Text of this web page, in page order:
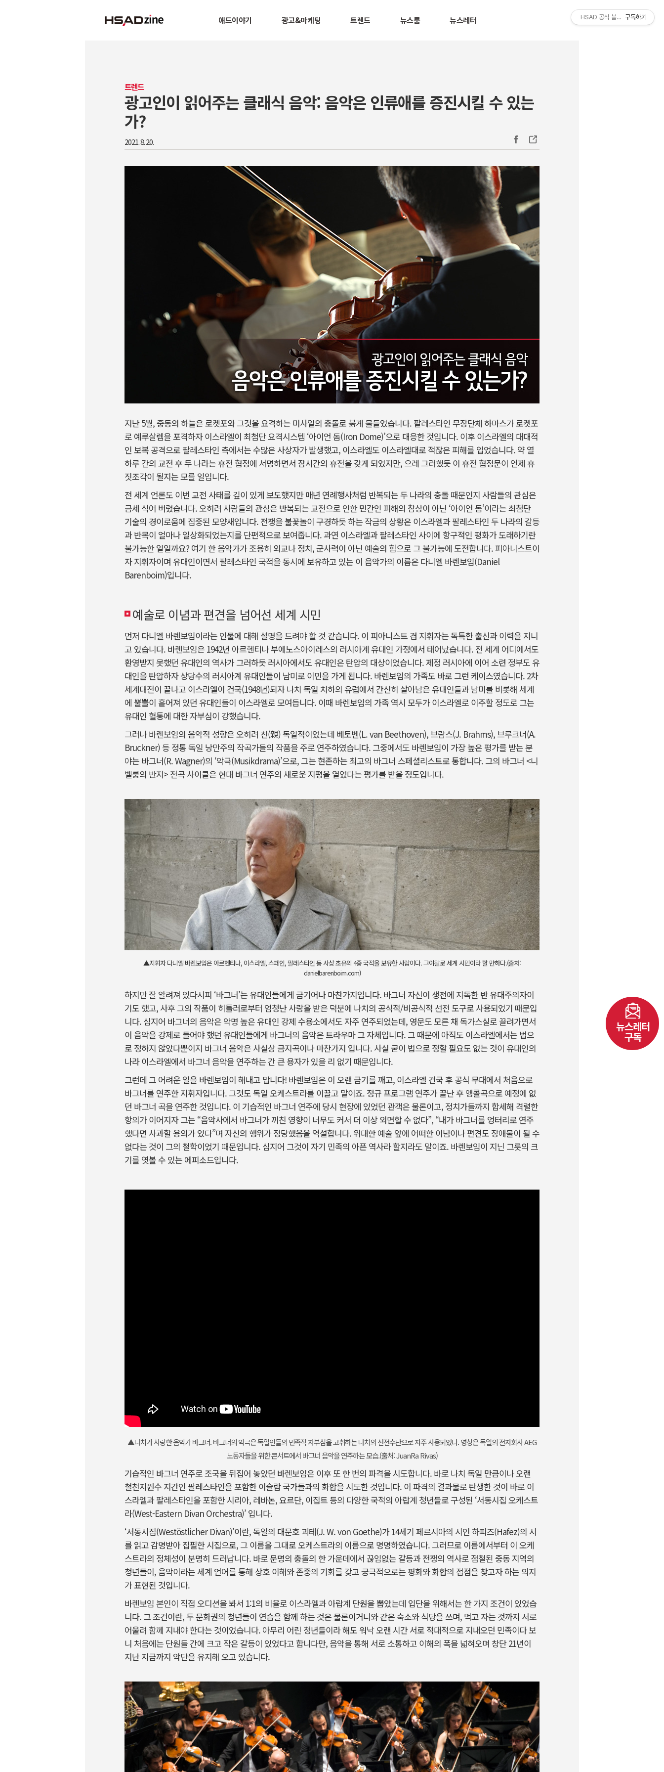
애드이야기 광고&마케팅 트렌드 뉴스룸 뉴스레터
트렌드
광고인이 읽어주는 클래식 음악: 음악은 인류애를 증진시킬 수 있는
가?
2021. 8. 20.
지난 5월, 중동의 하늘은 로켓포와 그것을 요격하는 미사일의 충돌로 붉게 물들었습니다. 팔레스타인 무장단체 하마스가 로켓포
로 예루살렘을 포격하자 이스라엘이 최첨단 요격시스템 ‘아이언 돔(Iron Dome)’으로 대응한 것입니다. 이후 이스라엘의 대대적
인 보복 공격으로 팔레스타인 측에서는 수많은 사상자가 발생했고, 이스라엘도 이스라엘대로 적잖은 피해를 입었습니다. 약 열
하루 간의 교전 후 두 나라는 휴전 협정에 서명하면서 잠시간의 휴전을 갖게 되었지만, 으레 그러했듯 이 휴전 협정문이 언제 휴
짓조각이 될지는 모를 일입니다.
전 세계 언론도 이번 교전 사태를 깊이 있게 보도했지만 매년 연례행사처럼 반복되는 두 나라의 충돌 때문인지 사람들의 관심은
금세 식어 버렸습니다. 오히려 사람들의 관심은 반복되는 교전으로 인한 민간인 피해의 참상이 아닌 ‘아이언 돔’이라는 최첨단
기술의 경이로움에 집중된 모양새입니다. 전쟁을 불꽃놀이 구경하듯 하는 작금의 상황은 이스라엘과 팔레스타인 두 나라의 갈등
과 반목이 얼마나 일상화되었는지를 단편적으로 보여줍니다. 과연 이스라엘과 팔레스타인 사이에 항구적인 평화가 도래하기란
불가능한 일일까요? 여기 한 음악가가 조용히 외교나 정치, 군사력이 아닌 예술의 힘으로 그 불가능에 도전합니다. 피아니스트이
자 지휘자이며 유대인이면서 팔레스타인 국적을 동시에 보유하고 있는 이 음악가의 이름은 다니엘 바렌보임(Daniel
Barenboim)입니다.
예술로 이념과 편견을 넘어선 세계 시민
먼저 다니엘 바렌보임이라는 인물에 대해 설명을 드려야 할 것 같습니다. 이 피아니스트 겸 지휘자는 독특한 출신과 이력을 지니
고 있습니다. 바렌보임은 1942년 아르헨티나 부에노스아이레스의 러시아계 유대인 가정에서 태어났습니다. 전 세계 어디에서도
환영받지 못했던 유대인의 역사가 그러하듯 러시아에서도 유대인은 탄압의 대상이었습니다. 제정 러시아에 이어 소련 정부도 유
대인을 탄압하자 상당수의 러시아계 유대인들이 남미로 이민을 가게 됩니다. 바렌보임의 가족도 바로 그런 케이스였습니다. 2차
세계대전이 끝나고 이스라엘이 건국(1948년)되자 나치 독일 치하의 유럽에서 간신히 살아남은 유대인들과 남미를 비롯해 세계
에 뿔뿔이 흩어져 있던 유대인들이 이스라엘로 모여듭니다. 이때 바렌보임의 가족 역시 모두가 이스라엘로 이주할 정도로 그는
유대인 혈통에 대한 자부심이 강했습니다.
그러나 바렌보임의 음악적 성향은 오히려 친(親) 독일적이었는데 베토벤(L. van Beethoven), 브람스(J. Brahms), 브루크너(A.
Bruckner) 등 정통 독일 낭만주의 작곡가들의 작품을 주로 연주하였습니다. 그중에서도 바렌보임이 가장 높은 평가를 받는 분
야는 바그너(R. Wagner)의 ‘악극(Musikdrama)’으로, 그는 현존하는 최고의 바그너 스페셜리스트로 통합니다. 그의 바그너 <니
벨룽의 반지> 전곡 사이클은 현대 바그너 연주의 새로운 지평을 열었다는 평가를 받을 정도입니다.
▲지휘자 다니엘 바렌보임은 아르헨티나, 이스라엘, 스페인, 팔레스타인 등 사상 초유의 4중 국적을 보유한 사람이다. 그야말로 세계 시민이라 할 만하다.(출처:
danielbarenboim.com)
하지만 잘 알려져 있다시피 ‘바그너’는 유대인들에게 금기어나 마찬가지입니다. 바그너 자신이 생전에 지독한 반 유대주의자이
기도 했고, 사후 그의 작품이 히틀러로부터 엄청난 사랑을 받은 덕분에 나치의 공식적/비공식적 선전 도구로 사용되었기 때문입
니다. 심지어 바그너의 음악은 악명 높은 유대인 강제 수용소에서도 자주 연주되었는데, 영문도 모른 채 독가스실로 끌려가면서
이 음악을 강제로 들어야 했던 유대인들에게 바그너의 음악은 트라우마 그 자체입니다. 그 때문에 아직도 이스라엘에서는 법으
로 정하지 않았다뿐이지 바그너 음악은 사실상 금지곡이나 마찬가지 입니다. 사실 굳이 법으로 정할 필요도 없는 것이 유대인의
나라 이스라엘에서 바그너 음악을 연주하는 간 큰 용자가 있을 리 없기 때문입니다.
그런데 그 어려운 일을 바렌보임이 해내고 맙니다! 바렌보임은 이 오랜 금기를 깨고, 이스라엘 건국 후 공식 무대에서 처음으로
바그너를 연주한 지휘자입니다. 그것도 독일 오케스트라를 이끌고 말이죠. 정규 프로그램 연주가 끝난 후 앵콜곡으로 예정에 없
던 바그너 곡을 연주한 것입니다. 이 기습적인 바그너 연주에 당시 현장에 있었던 관객은 물론이고, 정치가들까지 합세해 격렬한
항의가 이어지자 그는 “음악사에서 바그너가 끼친 영향이 너무도 커서 더 이상 외면할 수 없다”, “내가 바그너를 엉터리로 연주
했다면 사과할 용의가 있다”며 자신의 행위가 정당했음을 역설합니다. 위대한 예술 앞에 어떠한 이념이나 편견도 장애물이 될 수
없다는 것이 그의 철학이었기 때문입니다. 심지어 그것이 자기 민족의 아픈 역사라 할지라도 말이죠. 바렌보임이 지닌 그릇의 크
기를 엿볼 수 있는 에피소드입니다.
▲나치가 사랑한 음악가 바그너. 바그너의 악극은 독일인들의 민족적 자부심을 고취하는 나치의 선전수단으로 자주 사용되었다. 영상은 독일의 전자회사 AEG
노동자들을 위한 콘서트에서 바그너 음악을 연주하는 모습.(출처: JuanRa Rivas)
기습적인 바그너 연주로 조국을 뒤집어 놓았던 바렌보임은 이후 또 한 번의 파격을 시도합니다. 바로 나치 독일 만큼이나 오랜
철천지원수 지간인 팔레스타인을 포함한 이슬람 국가들과의 화합을 시도한 것입니다. 이 파격의 결과물로 탄생한 것이 바로 이
스라엘과 팔레스타인을 포함한 시리아, 레바논, 요르단, 이집트 등의 다양한 국적의 아랍계 청년들로 구성된 ‘서동시집 오케스트
라(West-Eastern Divan Orchestra)’ 입니다.
‘서동시집(Westöstlicher Divan)’이란, 독일의 대문호 괴테(J. W. von Goethe)가 14세기 페르시아의 시인 하피즈(Hafez)의 시
를 읽고 감명받아 집필한 시집으로, 그 이름을 그대로 오케스트라의 이름으로 명명하였습니다. 그러므로 이름에서부터 이 오케
스트라의 정체성이 분명히 드러납니다. 바로 문명의 충돌의 한 가운데에서 끊임없는 갈등과 전쟁의 역사로 점철된 중동 지역의
청년들이, 음악이라는 세계 언어를 통해 상호 이해와 존중의 기회를 갖고 궁극적으로는 평화와 화합의 접점을 찾고자 하는 의지
가 표현된 것입니다.
바렌보임 본인이 직접 오디션을 봐서 1:1의 비율로 이스라엘과 아랍계 단원을 뽑았는데 입단을 위해서는 한 가지 조건이 있었습
니다. 그 조건이란, 두 문화권의 청년들이 연습을 함께 하는 것은 물론이거니와 같은 숙소와 식당을 쓰며, 먹고 자는 것까지 서로
어울려 함께 지내야 한다는 것이었습니다. 아무리 어린 청년들이라 해도 워낙 오랜 시간 서로 적대적으로 지내오던 민족이다 보
니 처음에는 단원들 간에 크고 작은 갈등이 있었다고 합니다만, 음악을 통해 서로 소통하고 이해의 폭을 넓혀오며 창단 21년이
지난 지금까지 악단을 유지해 오고 있습니다.
HSAD 공식 블로그 HSADzine
구독하기